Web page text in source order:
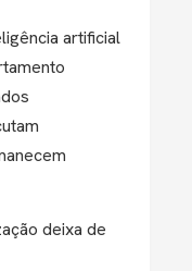
artificial
deixa de